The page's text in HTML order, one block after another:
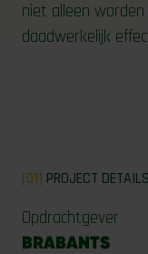
niet alleen
daadwerkelijk
[01] PROJECT DETAILS
Opdrachtgever
BRABANTS